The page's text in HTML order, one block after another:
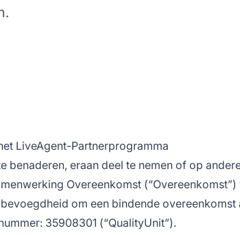
LiveAgent-Partnerprogramma
benaderen, eraan deel te nemen of op
Overeenkomst
om een bindende
35908301 (“QualityUnit”).